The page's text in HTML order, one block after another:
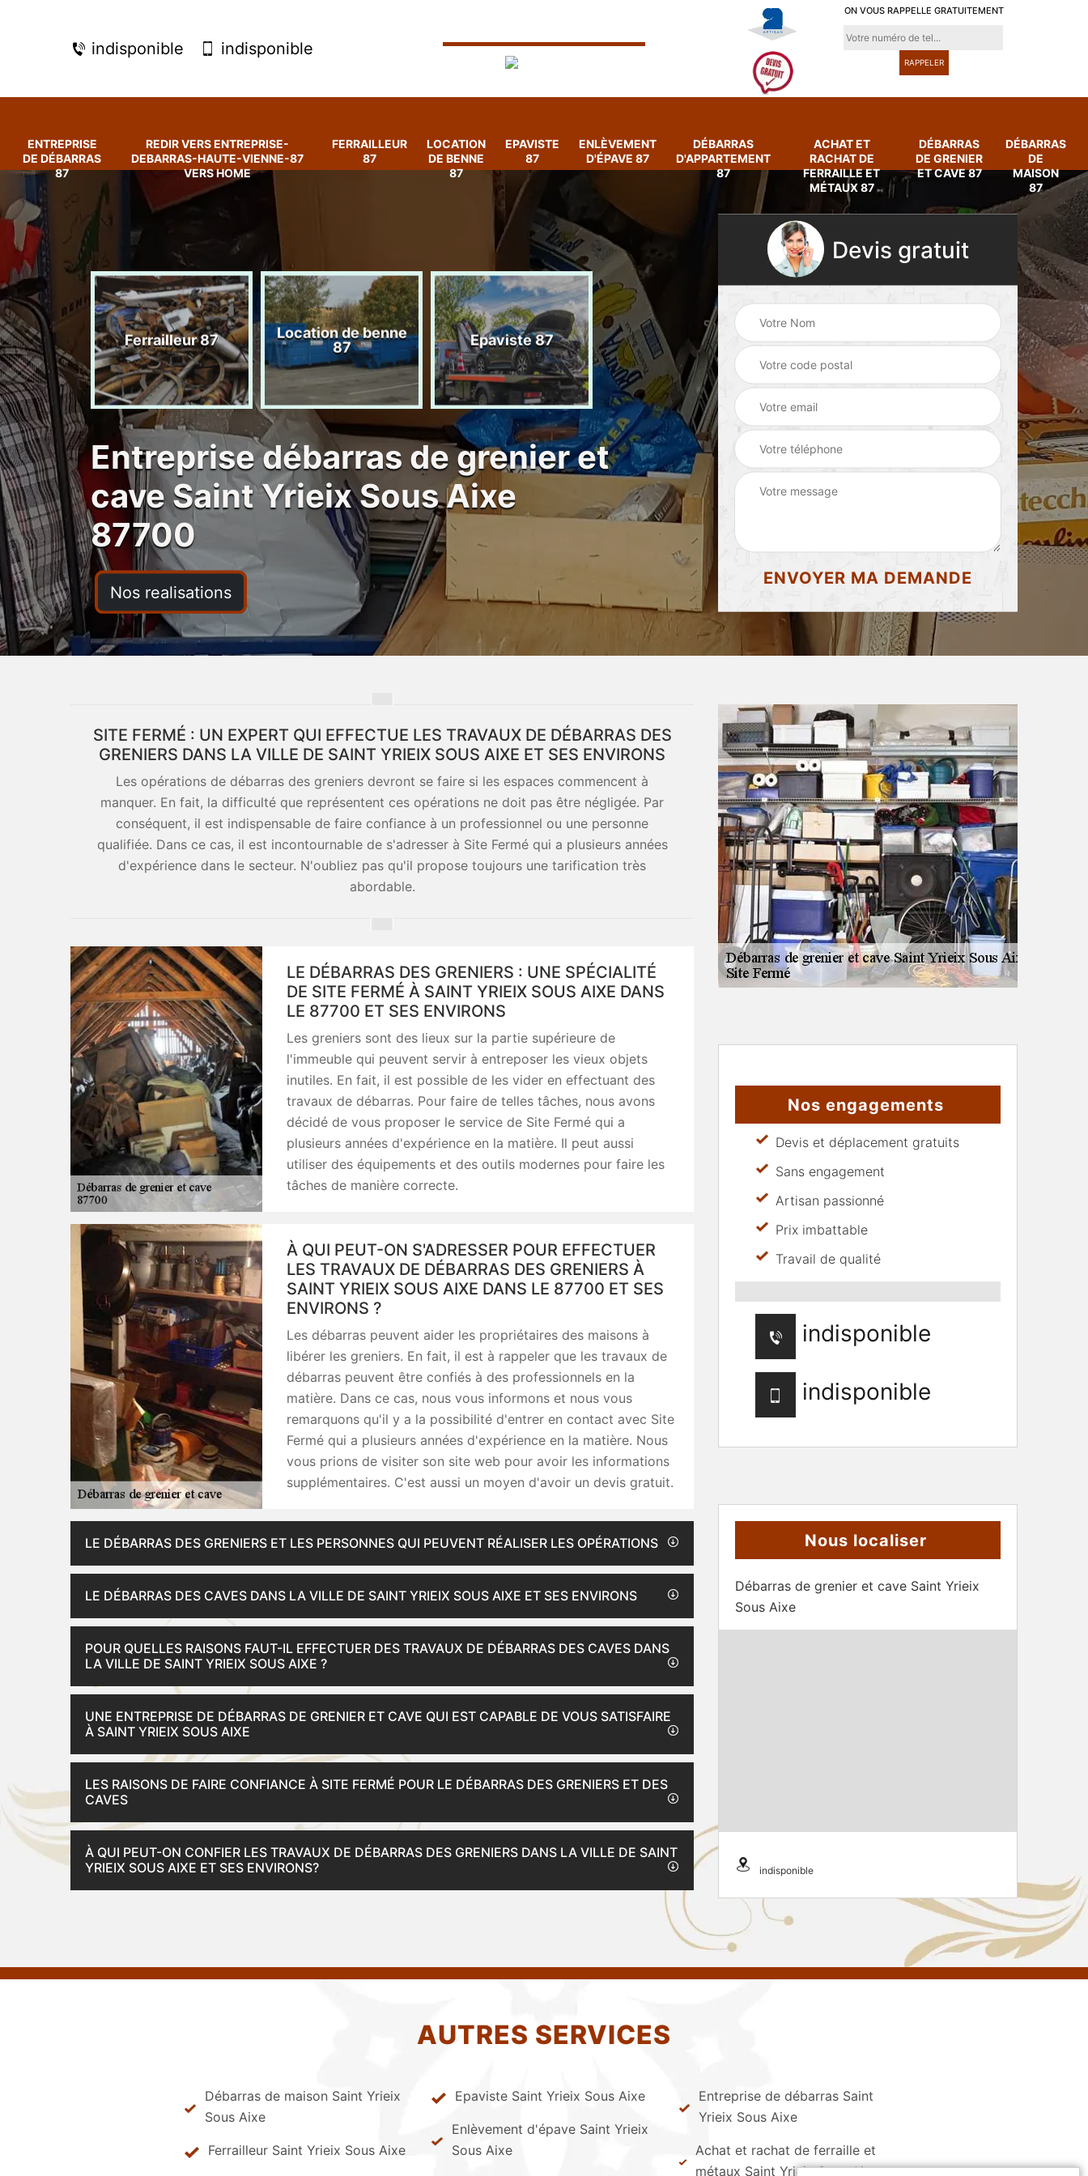
indisponible indisponible
ON VOUS RAPPELLE GRATUITEMENT
ENTREPRISE
DE DÉBARRAS
87
REDIR VERS ENTREPRISE-
DEBARRAS-HAUTE-VIENNE-87
VERS HOME
FERRAILLEUR
87
LOCATION
DE BENNE
87
EPAVISTE
87
ENLÈVEMENT
D'ÉPAVE 87
DÉBARRAS
D'APPARTEMENT
87
ACHAT ET
RACHAT DE
FERRAILLE ET
MÉTAUX 87
DÉBARRAS
DE GRENIER
ET CAVE 87
DÉBARRAS
DE
MAISON
87
de
87
Ferrailleur 87
Location de benne
87
Epaviste 87
Enlèvement
d'épave 87
d'appartement 87
Achat et rachat de
ferraille et métaux
87
Entreprise débarras de grenier et
cave Saint Yrieix Sous Aixe
87700
Nos realisations
Devis gratuit
SITE FERMÉ : UN EXPERT QUI EFFECTUE LES TRAVAUX DE DÉBARRAS DES
GRENIERS DANS LA VILLE DE SAINT YRIEIX SOUS AIXE ET SES ENVIRONS
Les opérations de débarras des greniers devront se faire si les espaces commencent à
manquer. En fait, la difficulté que représentent ces opérations ne doit pas être négligée. Par
conséquent, il est indispensable de faire confiance à un professionnel ou une personne
qualifiée. Dans ce cas, il est incontournable de s'adresser à Site Fermé qui a plusieurs années
d'expérience dans le secteur. N'oubliez pas qu'il propose toujours une tarification très
abordable.
LE DÉBARRAS DES GRENIERS : UNE SPÉCIALITÉ
DE SITE FERMÉ À SAINT YRIEIX SOUS AIXE DANS
LE 87700 ET SES ENVIRONS
Les greniers sont des lieux sur la partie supérieure de
l'immeuble qui peuvent servir à entreposer les vieux objets
inutiles. En fait, il est possible de les vider en effectuant des
travaux de débarras. Pour faire de telles tâches, nous avons
décidé de vous proposer le service de Site Fermé qui a
plusieurs années d'expérience en la matière. Il peut aussi
utiliser des équipements et des outils modernes pour faire les
tâches de manière correcte.
À QUI PEUT-ON S'ADRESSER POUR EFFECTUER
LES TRAVAUX DE DÉBARRAS DES GRENIERS À
SAINT YRIEIX SOUS AIXE DANS LE 87700 ET SES
ENVIRONS ?
Les débarras peuvent aider les propriétaires des maisons à
libérer les greniers. En fait, il est à rappeler que les travaux de
débarras peuvent être confiés à des professionnels en la
matière. Dans ce cas, nous vous informons et nous vous
remarquons qu'il y a la possibilité d'entrer en contact avec Site
Fermé qui a plusieurs années d'expérience en la matière. Nous
vous prions de visiter son site web pour avoir les informations
supplémentaires. C'est aussi un moyen d'avoir un devis gratuit.
LE DÉBARRAS DES GRENIERS ET LES PERSONNES QUI PEUVENT RÉALISER LES OPÉRATIONS
LE DÉBARRAS DES CAVES DANS LA VILLE DE SAINT YRIEIX SOUS AIXE ET SES ENVIRONS
POUR QUELLES RAISONS FAUT-IL EFFECTUER DES TRAVAUX DE DÉBARRAS DES CAVES DANS
LA VILLE DE SAINT YRIEIX SOUS AIXE ?
UNE ENTREPRISE DE DÉBARRAS DE GRENIER ET CAVE QUI EST CAPABLE DE VOUS SATISFAIRE
À SAINT YRIEIX SOUS AIXE
LES RAISONS DE FAIRE CONFIANCE À SITE FERMÉ POUR LE DÉBARRAS DES GRENIERS ET DES
CAVES
À QUI PEUT-ON CONFIER LES TRAVAUX DE DÉBARRAS DES GRENIERS DANS LA VILLE DE SAINT
YRIEIX SOUS AIXE ET SES ENVIRONS?
Nos engagements
Devis et déplacement gratuits
Sans engagement
Artisan passionné
Prix imbattable
Travail de qualité
indisponible
indisponible
Nous localiser
Débarras de grenier et cave Saint Yrieix
Sous Aixe
indisponible
AUTRES SERVICES
Débarras de maison Saint Yrieix
Sous Aixe
Ferrailleur Saint Yrieix Sous Aixe
Epaviste Saint Yrieix Sous Aixe
Enlèvement d'épave Saint Yrieix
Sous Aixe
Entreprise de débarras Saint
Yrieix Sous Aixe
Achat et rachat de ferraille et
métaux Saint Yrieix Sous Aixe